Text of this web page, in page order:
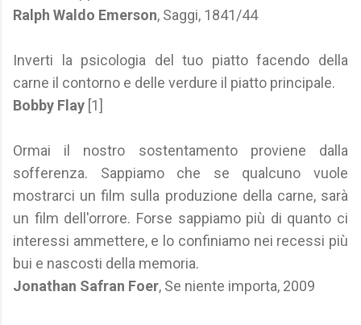
Ralph Waldo Emerson, Saggi, 1841/44
Inverti la psicologia del tuo piatto facendo della
carne il contorno e delle verdure il piatto principale.
Bobby Flay [1]
Ormai il nostro sostentamento proviene dalla
sofferenza. Sappiamo che se qualcuno vuole
mostrarci un film sulla produzione della carne, sarà
un film dell'orrore. Forse sappiamo più di quanto ci
interessi ammettere, e lo confiniamo nei recessi più
bui e nascosti della memoria.
Jonathan Safran Foer, Se niente importa, 2009